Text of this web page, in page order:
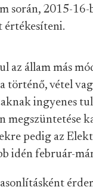
során, 2015-
értékesíteni.
az állam más
történő, vétel
ingyenes
megszüntetése
pedig az
idén február-